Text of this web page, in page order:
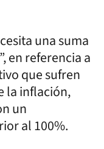
una suma
en referencia a
que sufren
la inflación,
un
al 100%.